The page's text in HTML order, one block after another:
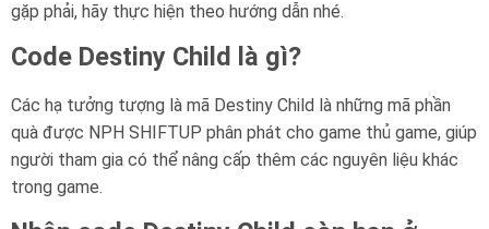
gặp phải, hãy thực hiện theo hướng dẫn nhé.
Code Destiny Child là gì?
Các hạ tưởng tượng là mã Destiny Child là những mã phần
quà được NPH SHIFTUP phân phát cho game thủ game, giúp
người tham gia có thể nâng cấp thêm các nguyên liệu khác
trong game.